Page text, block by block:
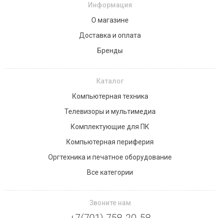
Информация
О магазине
Доставка и оплата
Бренды
Каталог
Компьютерная техника
Телевизоры и мультимедиа
Комплектующие для ПК
Компьютерная периферия
Оргтехника и печатное оборудование
Все категории
Звоните нам